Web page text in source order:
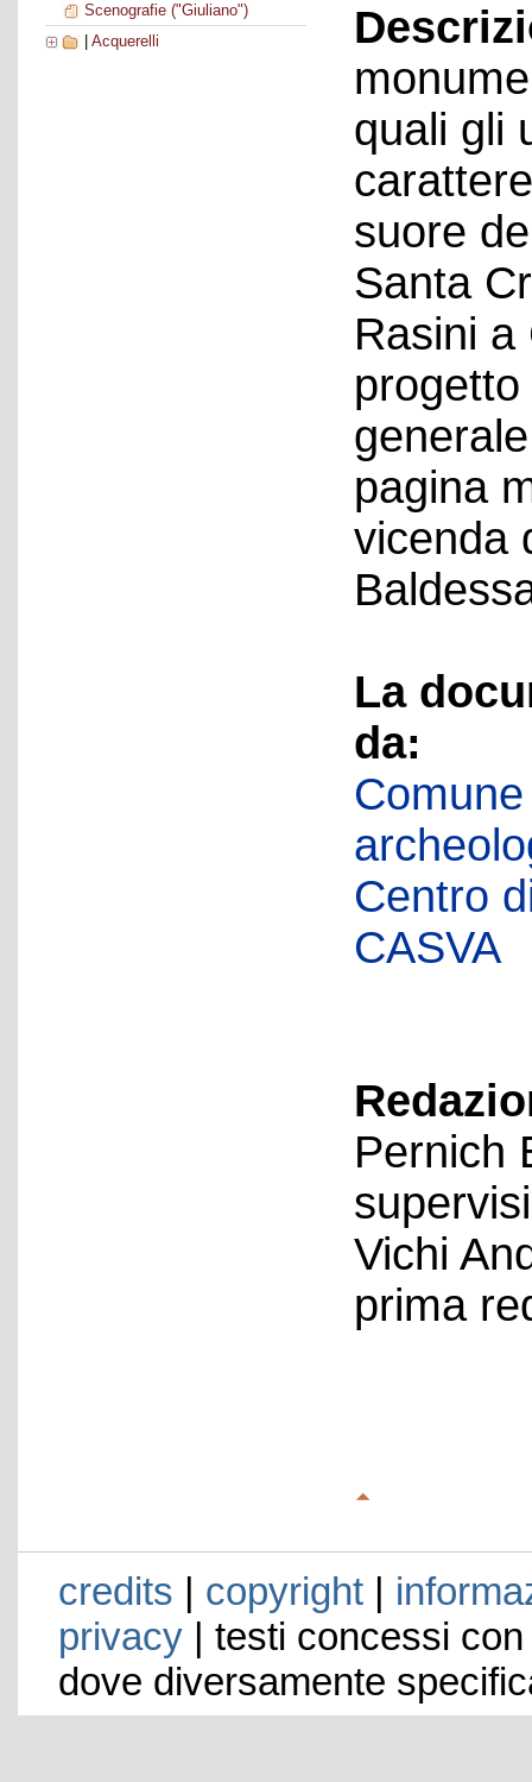
Scenografie ("Giuliano")
Acquerelli
quali gli
suore
Santa
Rasini
pagina
vicenda
La
da:
Centro
CASVA
Pernich
Vichi
prima
credits | copyright|
privacy| testi concessi
dove diversamente